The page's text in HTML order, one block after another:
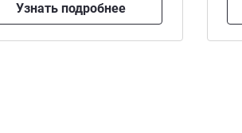
Узнать подробнее